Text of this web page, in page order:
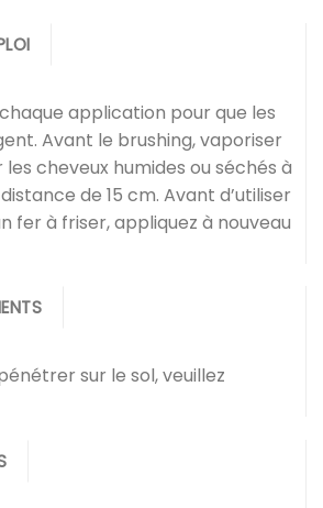
application pour que les
Avant le brushing, vaporiser
cheveux humides ou séchés à
de 15 cm. Avant d’utiliser
fer à friser, appliquez à nouveau
sur le sol, veuillez